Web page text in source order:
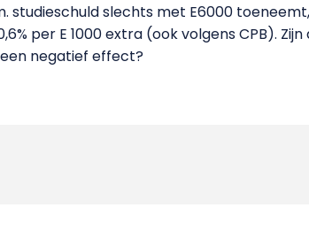
studieschuld slechts met E6000
per E 1000 extra (ook volgens CPB). Zijn
negatief effect?